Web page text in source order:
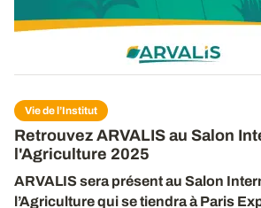
Vie de l’Institut
Retrouvez ARVALIS au Salon
l'Agriculture 2025
ARVALIS sera présentau Salon
l’Agriculture qui se tiendra à Paris